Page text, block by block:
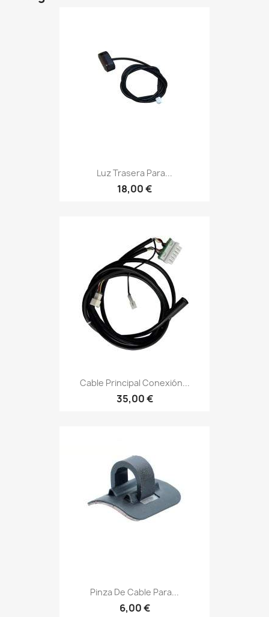
Luz Trasera Para...
18,00 €
Cable Principal Conexión...
35,00 €
Pinza De Cable Para...
6,00 €